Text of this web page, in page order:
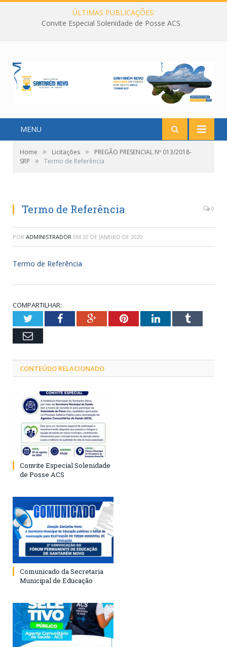
ÚLTIMAS PUBLICAÇÕES:
Convite Especial Solenidade de Posse ACS
MENU
Home » Licitações »
PREGÃO PRESENCIAL Nº 013/2018-
SRP
» Termo de Referência
Termo de Referência 0
POR ADMINISTRADOR EM 20 DE JANEIRO DE 2020
Termo de Referência
COMPARTILHAR:
TwitterFacebookGoogle+PinterestLinkedInTumblr
Email
CONTEÚDO RELACIONADO
Convite Especial Solenidade
de Posse ACS
Comunicado da Secretaria
Municipal de Educação